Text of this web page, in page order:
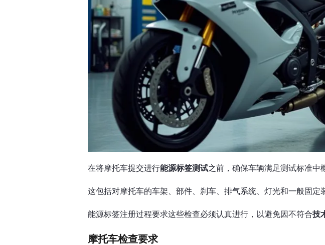
在将摩托车提交进行能源标签测试之前，确保车辆满足测试标准中
这包括对摩托车的车架、部件、刹车、排气系统、灯光和一般固定
能源标签注册过程要求这些检查必须认真进行，以避免因不符合技
摩托车检查要求